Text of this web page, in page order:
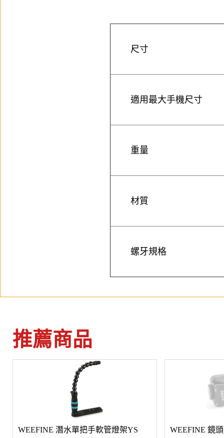
尺寸
適用最大手機尺寸
重量
材質
螺牙規格
推薦商品
WEEFINE 潛水單把手軟管燈架YS WEEFINE 鏡